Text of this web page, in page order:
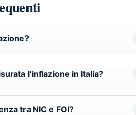
l’inflazione in Italia?
tra NIC e FOI?